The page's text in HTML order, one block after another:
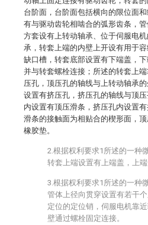
台阶面，台阶面包括横向的限位面
有与驱动齿轮相啮合的弧形齿条，
方套设有上转动轴承、位于伺服电
承，转套上端的内壁上开设有用于
缺口槽，转套底部设置有下端盖，
并与转套螺栓连接；所述的转套上
压孔，顶压孔的轴线与上转动轴承
设置有挤压孔，挤压孔的轴线与顶
内设置有顶压滑条，挤压孔内设置
滑条的接触面为相贴合的楔形面，
橡胶垫。
2.根据权利要求1所述的一种
转套上端设置有上端盖，上端
3.根据权利要求1所述的一种
管体上径向贯穿设置有若干
定位的定位销，伺服电机靠
壁通过螺栓固定连接。